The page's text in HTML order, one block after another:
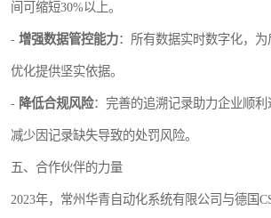
间可缩短30%以上。
- 增强数据管控能力：所有数据实时数字化，
优化提供坚实依据。
- 降低合规风险：完善的追溯记录助力企业顺利
减少因记录缺失导致的处罚风险。
五、合作伙伴的力量
2023年，常州华青自动化系统有限公司与德国